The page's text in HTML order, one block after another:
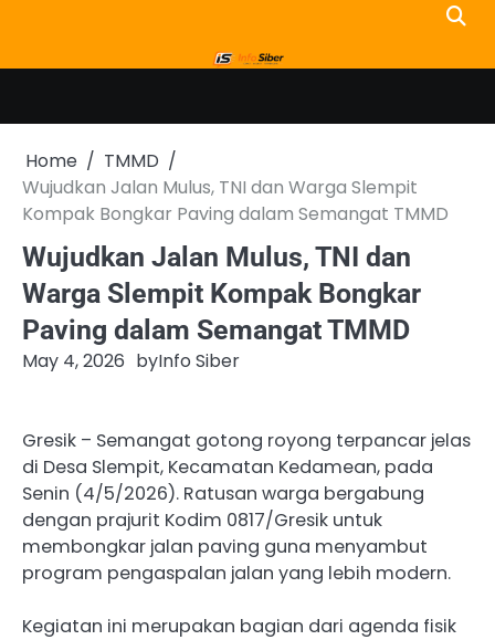
content
Home
TMMD
Wujudkan Jalan Mulus, TNI dan Warga Slempit
Kompak Bongkar Paving dalam Semangat TMMD
Wujudkan Jalan Mulus, TNI dan
Warga Slempit Kompak Bongkar
Paving dalam Semangat TMMD
May 4, 2026 byInfo Siber
Gresik – Semangat gotong royong terpancar jelas
di Desa Slempit, Kecamatan Kedamean, pada
Senin (4/5/2026). Ratusan warga bergabung
dengan prajurit Kodim 0817/Gresik untuk
membongkar jalan paving guna menyambut
program pengaspalan jalan yang lebih modern.
Kegiatan ini merupakan bagian dari agenda fisik